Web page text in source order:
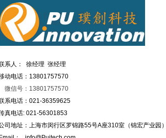
系人： 徐经理 张经理
动电话：13801757570
微信号：13801757570
系电话：021-36359625
真电话: 021-56301853
司地址：上海市闵行区罗锦路55号A座310室（锦宏产业园